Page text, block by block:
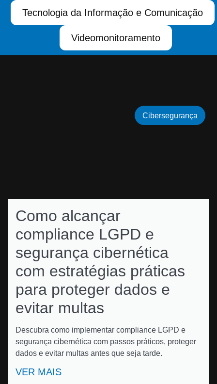
Tecnologia da Informação e Comunicação
Videomonitoramento
Como alcançar
compliance LGPD e
segurança cibernética
com estratégias práticas
para proteger dados e
evitar multas
Descubra como implementar compliance LGPD e
segurança cibernética com passos práticos, proteger
dados e evitar multas antes que seja tarde.
VER MAIS
Cibersegurança